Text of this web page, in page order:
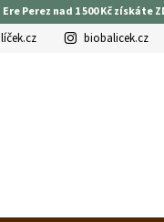
Perez nad 1 500 Kč
biobalicek.cz